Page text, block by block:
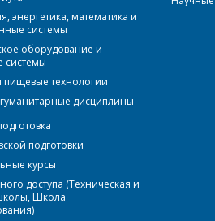
энергетика, математика и
системы
оборудование и
системы
пищевые технологии
дисциплины
подготовки
курсы
доступа (Техническая и
Школа